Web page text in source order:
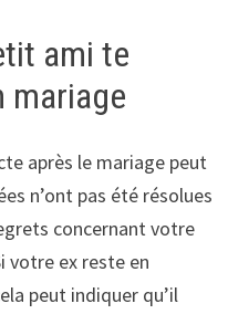
ami te
mariage
après le mariage peut
n’ont pas été résolues
concernant votre
votre ex reste en
peut indiquer qu’il